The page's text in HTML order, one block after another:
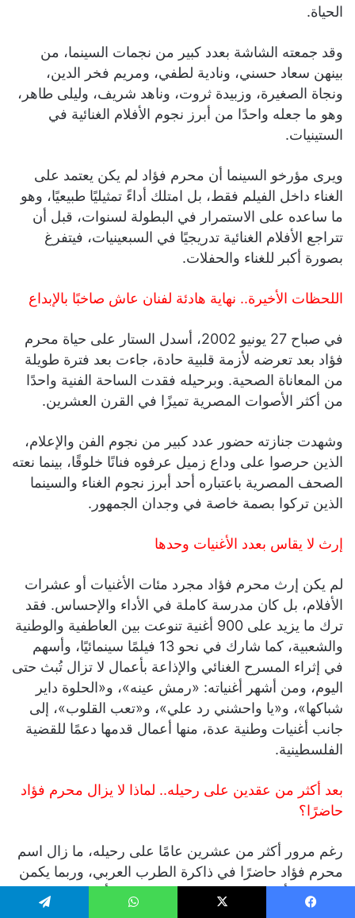
الحياة.
وقد جمعته الشاشة بعدد كبير من نجمات السينما، من
بينهن سعاد حسني، ونادية لطفي، ومريم فخر الدين،
ونجاة الصغيرة، وزبيدة ثروت، وناهد شريف، وليلى طاهر،
وهو ما جعله واحدًا من أبرز نجوم الأفلام الغنائية في
الستينيات.
ويرى مؤرخو السينما أن محرم فؤاد لم يكن يعتمد على
الغناء داخل الفيلم فقط، بل امتلك أداءً تمثيليًا طبيعيًا، وهو
ما ساعده على الاستمرار في البطولة لسنوات، قبل أن
تتراجع الأفلام الغنائية تدريجيًا في السبعينيات، فيتفرغ
بصورة أكبر للغناء والحفلات.
اللحظات الأخيرة.. نهاية هادئة لفنان عاش صاخبًا بالإبداع
في صباح 27 يونيو 2002، أسدل الستار على حياة محرم
فؤاد بعد تعرضه لأزمة قلبية حادة، جاءت بعد فترة طويلة
من المعاناة الصحية. وبرحيله فقدت الساحة الفنية واحدًا
من أكثر الأصوات المصرية تميزًا في القرن العشرين.
وشهدت جنازته حضور عدد كبير من نجوم الفن والإعلام،
الذين حرصوا على وداع زميل عرفوه فنانًا خلوقًا، بينما نعته
الصحف المصرية باعتباره أحد أبرز نجوم الغناء والسينما
الذين تركوا بصمة خاصة في وجدان الجمهور.
إرث لا يقاس بعدد الأغنيات وحدها
لم يكن إرث محرم فؤاد مجرد مئات الأغنيات أو عشرات
الأفلام، بل كان مدرسة كاملة في الأداء والإحساس. فقد
ترك ما يزيد على 900 أغنية تنوعت بين العاطفية والوطنية
والشعبية، كما شارك في نحو 13 فيلمًا سينمائيًا، وأسهم
في إثراء المسرح الغنائي والإذاعة بأعمال لا تزال تُبث حتى
اليوم، ومن أشهر أغنياته: «رمش عينه»، و«الحلوة داير
شباكها»، و«يا واحشني رد علي»، و«تعب القلوب»، إلى
جانب أغنيات وطنية عدة، منها أعمال قدمها دعمًا للقضية
الفلسطينية.
بعد أكثر من عقدين على رحيله.. لماذا لا يزال محرم فؤاد
حاضرًا؟
رغم مرور أكثر من عشرين عامًا على رحيله، ما زال اسم
محرم فؤاد حاضرًا في ذاكرة الطرب العربي، وربما يكمن
السر في أنه لم يكن يراهن على الموضة أو الضجيج
الإعلامي، بل على الصوت الحقيقي والكلمة الصادقة